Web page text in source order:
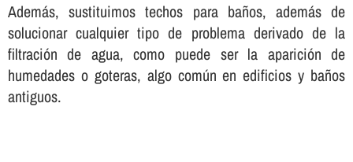
Además, sustituimos techos para baños, además de
solucionar cualquier tipo de problema derivado de la
filtración de agua, como puede ser la aparición de
humedades o goteras, algo común en edificios y baños
antiguos.